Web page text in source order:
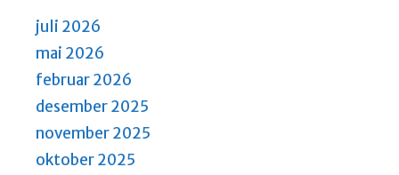
juli 2026
mai 2026
februar 2026
desember 2025
november 2025
oktober 2025